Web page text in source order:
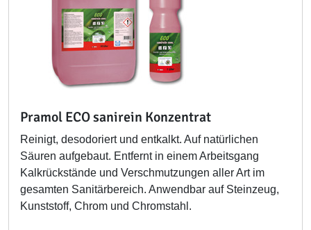
Pramol ECO sanirein Konzentrat
Reinigt, desodoriert und entkalkt. Auf natürlichen
Säuren aufgebaut. Entfernt in einem Arbeitsgang
Kalkrückstände und Verschmutzungen aller Art im
gesamten Sanitärbereich. Anwendbar auf Steinzeug,
Kunststoff, Chrom und Chromstahl.